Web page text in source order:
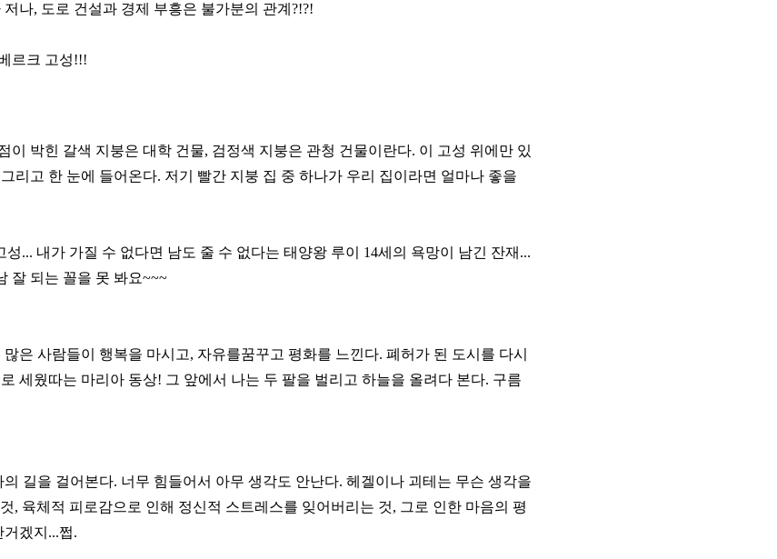
나, 도로 건설과 경제 부흥은 불가분의 관계?!?!
르크 고성!!!
이 박힌 갈색 지붕은 대학 건물, 검정색 지붕은 관청 건물이란다. 이 고성 위에만 있
리고 한 눈에 들어온다. 저기 빨간 지붕 집 중 하나가 우리 집이라면 얼마나 좋을
... 내가 가질 수 없다면 남도 줄 수 없다는 태양왕 루이 14세의 욕망이 남긴 잔재...
잘 되는 꼴을 못 봐요~~~
은 사람들이 행복을 마시고, 자유를꿈꾸고 평화를 느낀다. 폐허가 된 도시를 다시
세웠따는 마리아 동상! 그 앞에서 나는 두 팔을 벌리고 하늘을 올려다 본다. 구름
길을 걸어본다. 너무 힘들어서 아무 생각도 안난다. 헤겔이나 괴테는 무슨 생각을
, 육체적 피로감으로 인해 정신적 스트레스를 잊어버리는 것, 그로 인한 마음의 평
겠지...쩝.